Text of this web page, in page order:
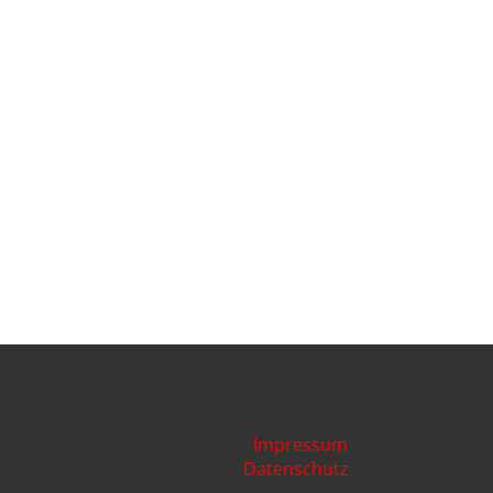
Impressum
Datenschutz